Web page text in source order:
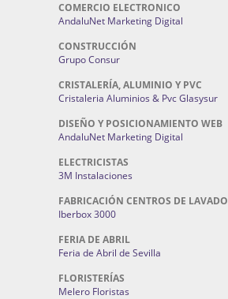
COMERCIO ELECTRONICO
AndaluNet Marketing Digital
CONSTRUCCIÓN
Grupo Consur
CRISTALERÍA, ALUMINIO Y PVC
Cristaleria Aluminios & Pvc Glasysur
DISEÑO Y POSICIONAMIENTO WEB
AndaluNet Marketing Digital
ELECTRICISTAS
3M Instalaciones
FABRICACIÓN CENTROS DE LAVADO
Iberbox 3000
FERIA DE ABRIL
Feria de Abril de Sevilla
FLORISTERÍAS
Melero Floristas